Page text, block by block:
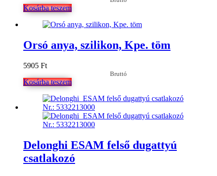
Kosárba teszem
Orsó anya, szilikon, Kpe. töm
5905 Ft
Bruttó
Kosárba teszem
Delonghi ESAM felső dugattyú
csatlakozó